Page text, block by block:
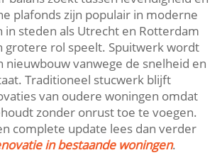
plafonds zijn populair in moderne
steden als Utrecht en Rotterdam
grotere rol speelt.​ Spuitwerk wordt
nieuwbouw vanwege de snelheid en
Traditioneel stucwerk blijft
van oudere woningen omdat
zonder onrust toe te voegen.​
complete update lees dan verder
in bestaande woningen.​